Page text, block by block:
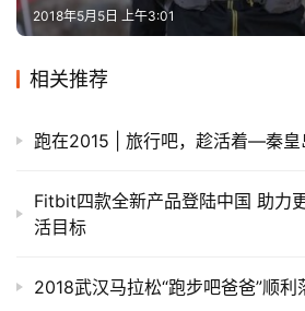
2018年5月5日 上午3:01
相关推荐
跑在2015 | 旅行吧，趁活着—秦皇
Fitbit四款全新产品登陆中国 助力
活目标
2018武汉马拉松“跑步吧爸爸”顺利